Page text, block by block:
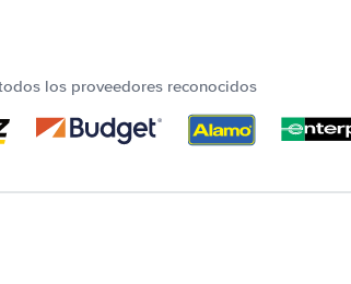
los proveedores reconocidos